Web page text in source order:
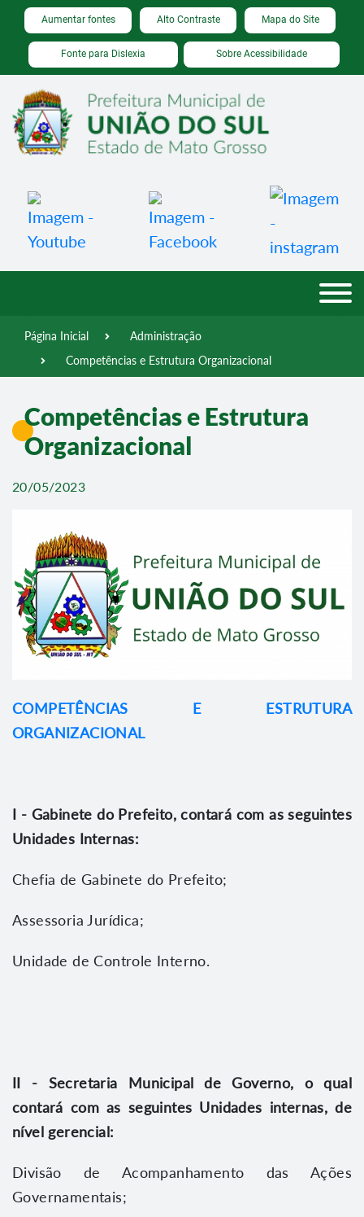
Seção de atalhos e links de acessibilidade
Ir para o conteúdo [alt+1]
Ir para o menu [alt+2]
Ir para a busca [alt+3]
Ir para o rodapé [alt+4]
Aumentar fontes Alto Contraste Mapa do Site
Fonte para Dislexia Sobre Acessibilidade
Página Inicial
Administração
Competências e Estrutura Organizacional
Competências e Estrutura
Organizacional
20/05/2023
COMPETÊNCIAS E ESTRUTURA
ORGANIZACIONAL
I - Gabinete do Prefeito, contará com as seguintes
Unidades Internas:
Chefia de Gabinete do Prefeito;
Assessoria Jurídica;
Unidade de Controle Interno.
II - Secretaria Municipal de Governo, o qual
contará com as seguintes Unidades internas, de
nível gerencial:
Divisão de Acompanhamento das Ações
Governamentais;